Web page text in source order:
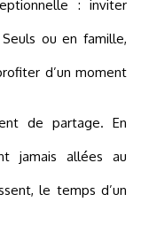
: inviter
ou en famille,
d’un moment
de partage. En
jamais allées au
le temps d’un